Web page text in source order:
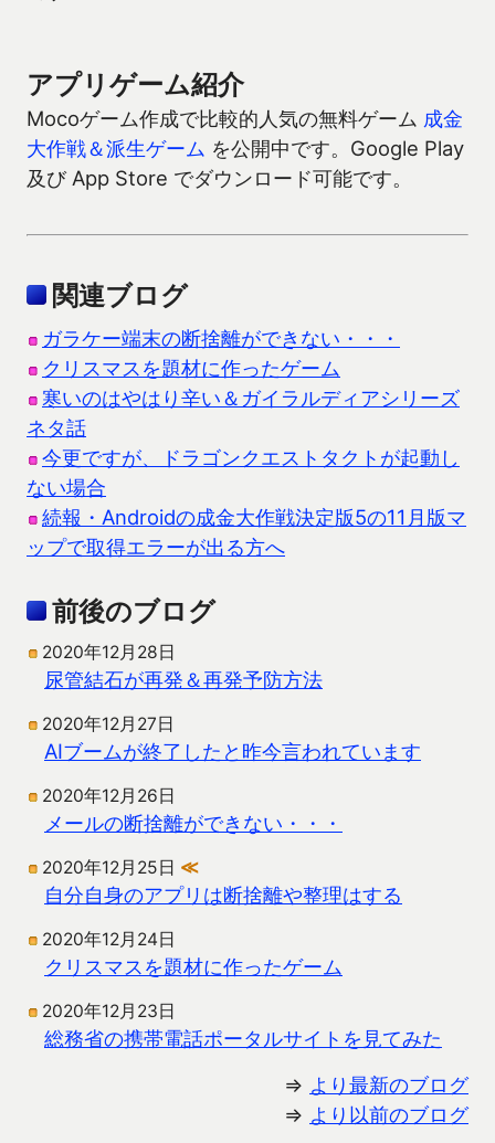
アプリゲーム紹介
Mocoゲーム作成で比較的人気の無料ゲーム 成金
大作戦＆派生ゲーム を公開中です。Google Play
及び App Store でダウンロード可能です。
関連ブログ
ガラケー端末の断捨離ができない・・・
クリスマスを題材に作ったゲーム
寒いのはやはり辛い＆ガイラルディアシリーズ
ネタ話
今更ですが、ドラゴンクエストタクトが起動し
ない場合
続報・Androidの成金大作戦決定版5の11月版マ
ップで取得エラーが出る方へ
前後のブログ
2020年12月28日
尿管結石が再発＆再発予防方法
2020年12月27日
AIブームが終了したと昨今言われています
2020年12月26日
メールの断捨離ができない・・・
2020年12月25日 ≪
自分自身のアプリは断捨離や整理はする
2020年12月24日
クリスマスを題材に作ったゲーム
2020年12月23日
総務省の携帯電話ポータルサイトを見てみた
⇒ より最新のブログ
⇒ より以前のブログ